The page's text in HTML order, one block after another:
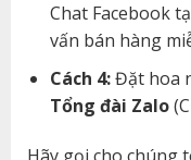
Chat Facebook
vấn bán hàng
Cách 4:Đặt hoa
Tổng đài Zalo